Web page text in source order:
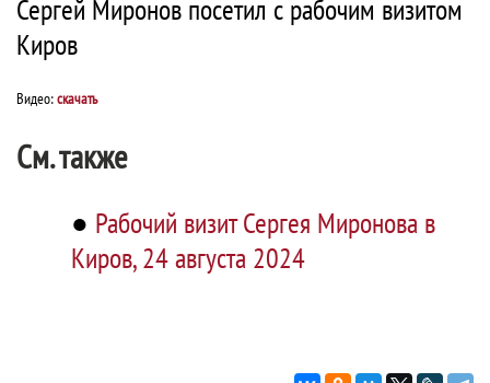
Сергей Миронов посетил с рабочим визитом
Киров
Видео:скачать
См. также
● Рабочий визит Сергея Миронова в
Киров, 24 августа 2024